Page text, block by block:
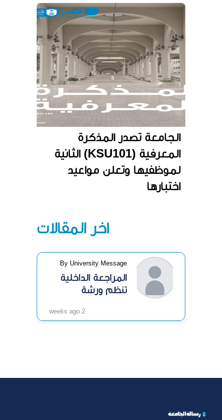
الجامعة تصدر المذكرة
المعرفية (KSU101) الثانية
لموظفيها وتعلن مواعيد
اختبارها
آخر المقالات
By University Message
المراجعة الداخلية
تنظم ورشة
2 weeks ago